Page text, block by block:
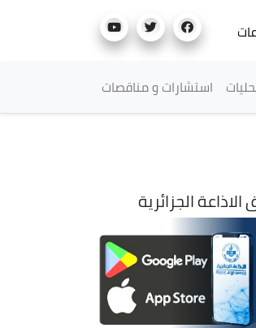
استشارات و مناقصات
الجزائرية